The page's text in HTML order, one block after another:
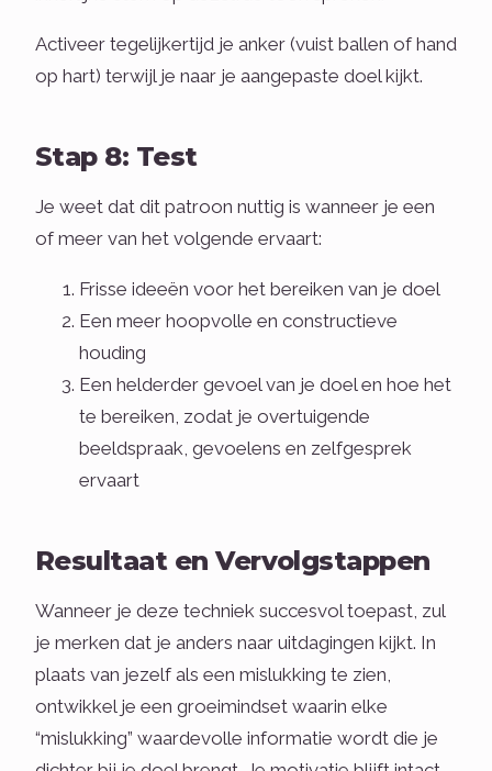
Activeer tegelijkertijd je anker (vuist ballen of hand
op hart) terwijl je naar je aangepaste doel kijkt.
Stap 8: Test
Je weet dat dit patroon nuttig is wanneer je een
of meer van het volgende ervaart:
Frisse ideeën voor het bereiken van je doel
Een meer hoopvolle en constructieve
houding
Een helderder gevoel van je doel en hoe het
te bereiken, zodat je overtuigende
beeldspraak, gevoelens en zelfgesprek
ervaart
Resultaat en Vervolgstappen
Wanneer je deze techniek succesvol toepast, zul
je merken dat je anders naar uitdagingen kijkt. In
plaats van jezelf als een mislukking te zien,
ontwikkel je een groeimindset waarin elke
“mislukking” waardevolle informatie wordt die je